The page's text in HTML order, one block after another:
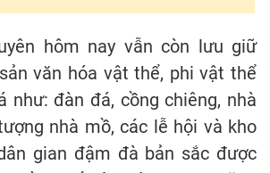
hôm nay vẫn còn lưu giữ
văn hóa vật thể, phi vật thể
như: đàn đá, cồng chiêng, nhà
nhà mồ, các lễ hội và kho
gian đậm đà bản sắc được